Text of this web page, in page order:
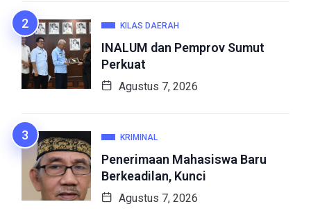
KILAS DAERAH
INALUM dan Pemprov Sumut
Perkuat
Agustus 7, 2026
KRIMINAL
Penerimaan Mahasiswa Baru
Berkeadilan, Kunci
Agustus 7, 2026